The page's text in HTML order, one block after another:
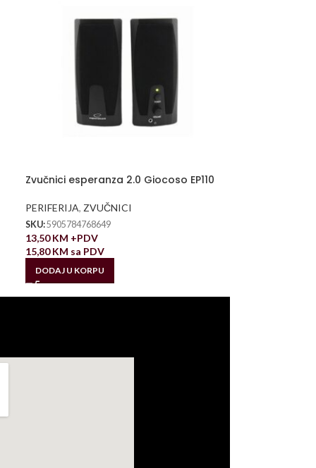
Zvučnici esperanza 2.0 Giocoso EP110
PERIFERIJA, ZVUČNICI
SKU:5905784768649
13,50KM +PDV
15,80KM sa PDV
DODAJ U KORPU